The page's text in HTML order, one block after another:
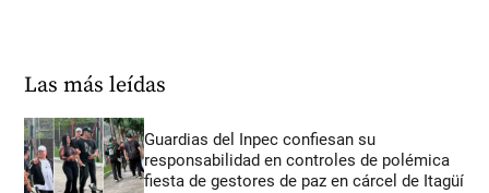
Las más leídas
Guardias del Inpec confiesan su
responsabilidad en controles de polémica
fiesta de gestores de paz en cárcel de Itagüí